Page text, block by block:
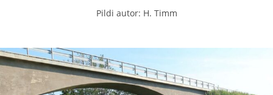
Pildi autor: H. Timm